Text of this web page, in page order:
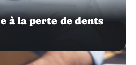
à la perte de dents